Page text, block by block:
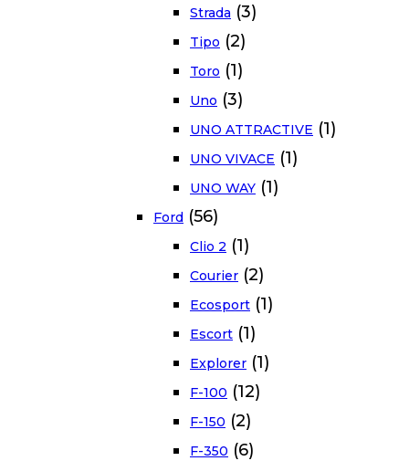
Strada (3)
Tipo (2)
Toro (1)
Uno (3)
UNO ATTRACTIVE (1)
UNO VIVACE (1)
UNO WAY (1)
Ford (56)
Clio 2 (1)
Courier (2)
Ecosport (1)
Escort (1)
Explorer (1)
F-100 (12)
F-150 (2)
F-350 (6)